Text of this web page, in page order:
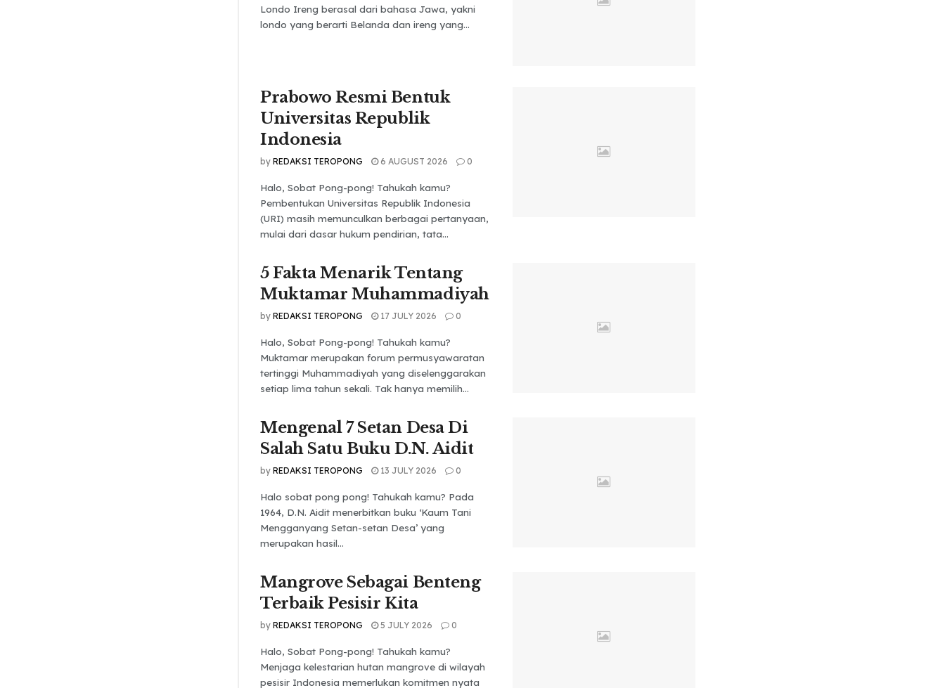
Londo Ireng berasal dari bahasa Jawa, yakni
londo yang berarti Belanda dan ireng yang...
Prabowo Resmi Bentuk
Universitas Republik
Indonesia
by REDAKSI TEROPONG 6 AUGUST 2026 0
Halo, Sobat Pong-pong! Tahukah kamu?
Pembentukan Universitas Republik Indonesia
(URI) masih memunculkan berbagai pertanyaan,
mulai dari dasar hukum pendirian, tata...
5 Fakta Menarik Tentang
Muktamar Muhammadiyah
by REDAKSI TEROPONG 17 JULY 2026 0
Halo, Sobat Pong-pong! Tahukah kamu?
Muktamar merupakan forum permusyawaratan
tertinggi Muhammadiyah yang diselenggarakan
setiap lima tahun sekali. Tak hanya memilih...
Mengenal 7 Setan Desa Di
Salah Satu Buku D.N. Aidit
by REDAKSI TEROPONG 13 JULY 2026 0
Halo sobat pong pong! Tahukah kamu? Pada
1964, D.N. Aidit menerbitkan buku ‘Kaum Tani
Mengganyang Setan-setan Desa’ yang
merupakan hasil...
Mangrove Sebagai Benteng
Terbaik Pesisir Kita
by REDAKSI TEROPONG 5 JULY 2026 0
Halo, Sobat Pong-pong! Tahukah kamu?
Menjaga kelestarian hutan mangrove di wilayah
pesisir Indonesia memerlukan komitmen nyata